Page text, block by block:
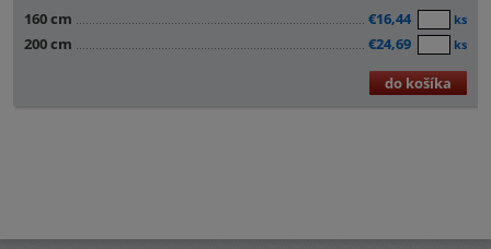
160 cm
€16,44 ks
200 cm €24,69 ks
do košíka